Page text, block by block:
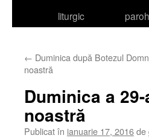
liturgic
← Duminica după Botezul
noastră
Duminica a
noastră
Publicat în ianuarie 17, 2016de